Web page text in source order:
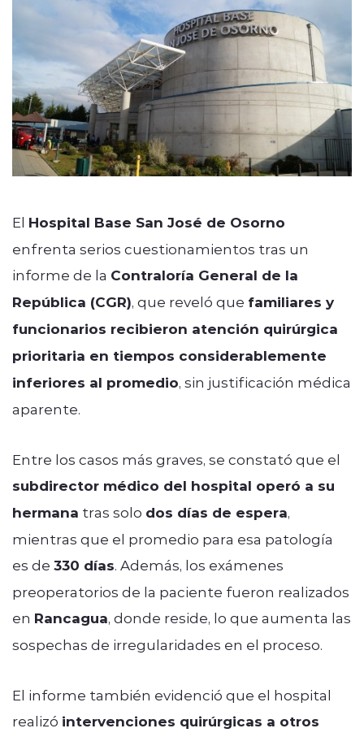
El Hospital Base San José de Osorno
enfrenta serios cuestionamientos tras un
informe de la Contraloría General de la
República (CGR), que reveló que familiares y
funcionarios recibieron atención quirúrgica
prioritaria en tiempos considerablemente
inferiores al promedio, sin justificación médica
aparente.
Entre los casos más graves, se constató que el
subdirector médico del hospital operó a su
hermana tras solo dos días de espera,
mientras que el promedio para esa patología
es de 330 días. Además, los exámenes
preoperatorios de la paciente fueron realizados
en Rancagua, donde reside, lo que aumenta las
sospechas de irregularidades en el proceso.
El informe también evidenció que el hospital
realizó intervenciones quirúrgicas a otros